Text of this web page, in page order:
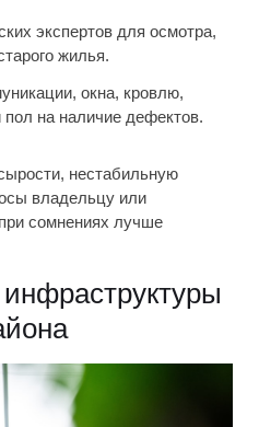
экспертов для осмотра,
жилья.
окна, кровлю,
на наличие дефектов.
нестабильную
владельцу или
сомнениях лучше